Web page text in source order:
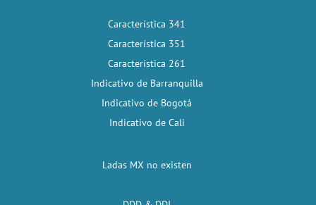
Característica 341
Característica 351
Característica 261
Indicativo de Barranquilla
Indicativo de Bogotá
Indicativo de Cali
Ladas MX no existen